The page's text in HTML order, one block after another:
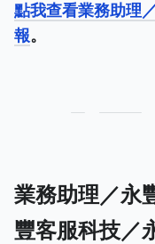
點我查看業務助理
報。
業務助理／永
豐客服科技／